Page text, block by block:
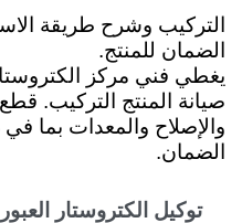
التركيب وشرح طريقة
الضمان للمنتج.
يغطي فني مركز
صيانة المنتج التركيب. قطع
والإصلاح والمعدات بما في
الضمان.
توكيل الكتروستار